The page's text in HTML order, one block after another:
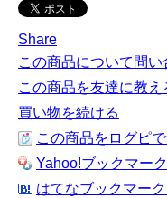
Share
この商品について問い
この商品を友達に教え
買い物を続ける
この商品をログピで
Yahoo!ブックマー
はてなブックマー